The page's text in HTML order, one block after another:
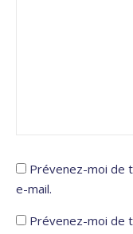
Prévenez-moi de
e-mail.
Prévenez-moi de